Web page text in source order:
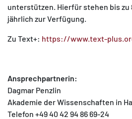
unterstützen. Hierfür stehen bis zu
jährlich zur Verfügung.
Zu Text+: https://www.text-
Ansprechpartnerin:
Dagmar Penzlin
Akademie der Wissenschaften in
Telefon +49 40 42 94 86 69-24